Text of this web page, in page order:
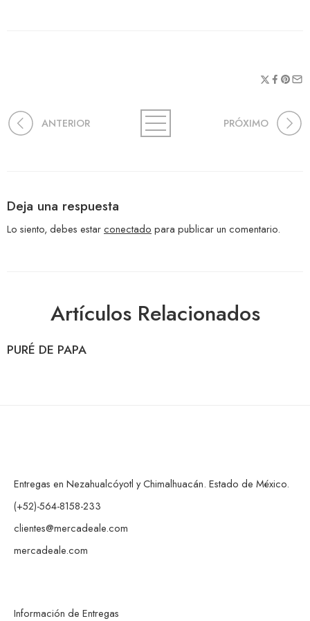
ANTERIOR PRÓXIMO
Deja una respuesta
Lo siento, debes estarconectado para publicar un comentario.
Artículos Relacionados
PURÉ DE PAPA
Entregas en Nezahualcóyotl y Chimalhuacán. Estado de México.
(+52)-564-8158-233
clientes@mercadeale.com
mercadeale.com
Información de Entregas